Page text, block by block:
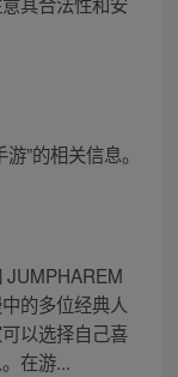
”的相关信息。
JUMPHAREM
的多位经典人
以选择自己喜
在游...